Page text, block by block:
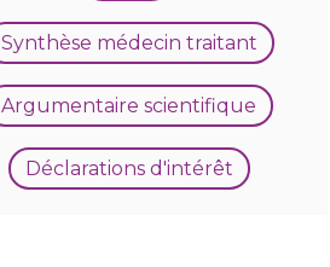
Synthèse médecin traitant
Argumentaire scientifique
Déclarations d'intérêt